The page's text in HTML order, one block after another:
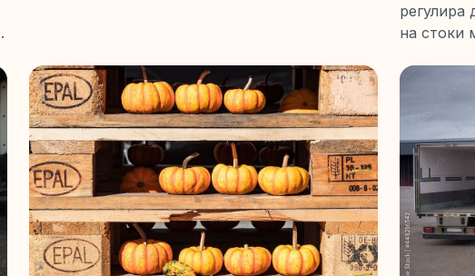
регулира
на стоки